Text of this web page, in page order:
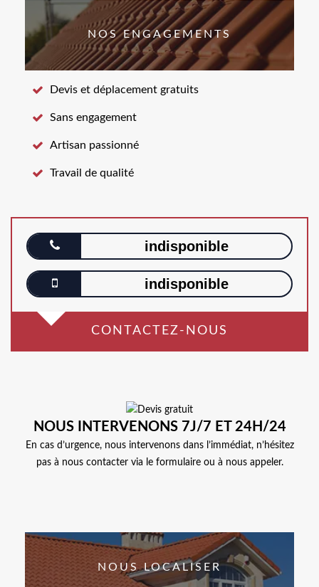
NOS ENGAGEMENTS
Devis et déplacement gratuits
Sans engagement
Artisan passionné
Travail de qualité
indisponible
indisponible
CONTACTEZ-NOUS
NOUS INTERVENONS 7J/7 ET 24H/24
En cas d’urgence, nous intervenons dans l’immédiat, n’hésitez
pas à nous contacter via le formulaire ou à nous appeler.
NOUS LOCALISER